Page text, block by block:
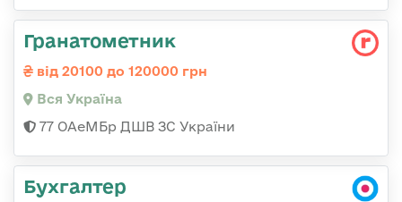
Гранатометник
від 20100 до 120000 грн
Вся Україна
77 ОАеМБр ДШВ ЗС України
Бухгалтер